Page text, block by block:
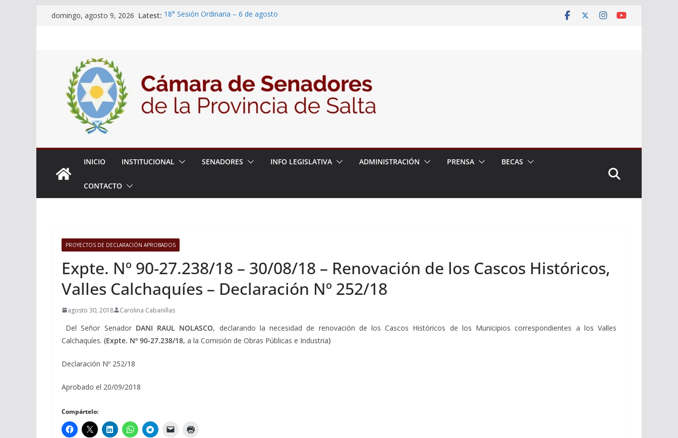
domingo, agosto 9, 2026 Latest: 18° Sesión Ordinaria – 6 de agosto
Expte. Nº 90-34.516/2026 – 06/08/26 – Créase el Ente Salteño
de Protección y Control Vegetal
INICIO INSTITUCIONAL SENADORES INFO LEGISLATIVA ADMINISTRACIÓN PRENSA BECAS
CONTACTO
PROYECTOS DE DECLARACIÓN APROBADOS
Expte. Nº 90-27.238/18 – 30/08/18 – Renovación de los Cascos Históricos,
Valles Calchaquíes – Declaración Nº 252/18
agosto 30, 2018 Carolina Cabanillas
Del Señor Senador DANI RAUL NOLASCO, declarando la necesidad de renovación de los Cascos Históricos de los Municipios correspondientes a los Valles
Calchaquíes. (Expte. Nº 90-27.238/18, a la Comisión de Obras Públicas e Industria)
Declaración Nº 252/18
Aprobado el 20/09/2018
Compártelo: